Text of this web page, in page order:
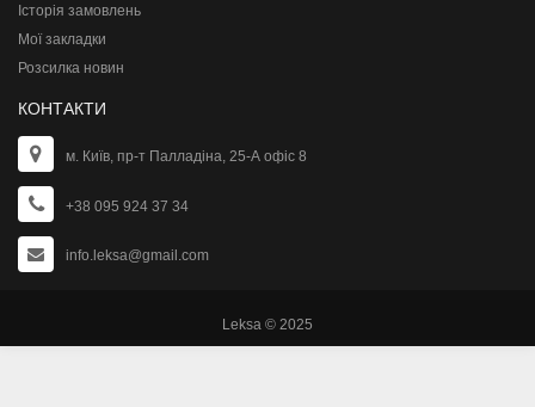
Історія замовлень
Мої закладки
Розсилка новин
КОНТАКТИ
м. Київ, пр-т Палладіна, 25-А офіс 8
+38 095 924 37 34
info.leksa@gmail.com
Leksa © 2025